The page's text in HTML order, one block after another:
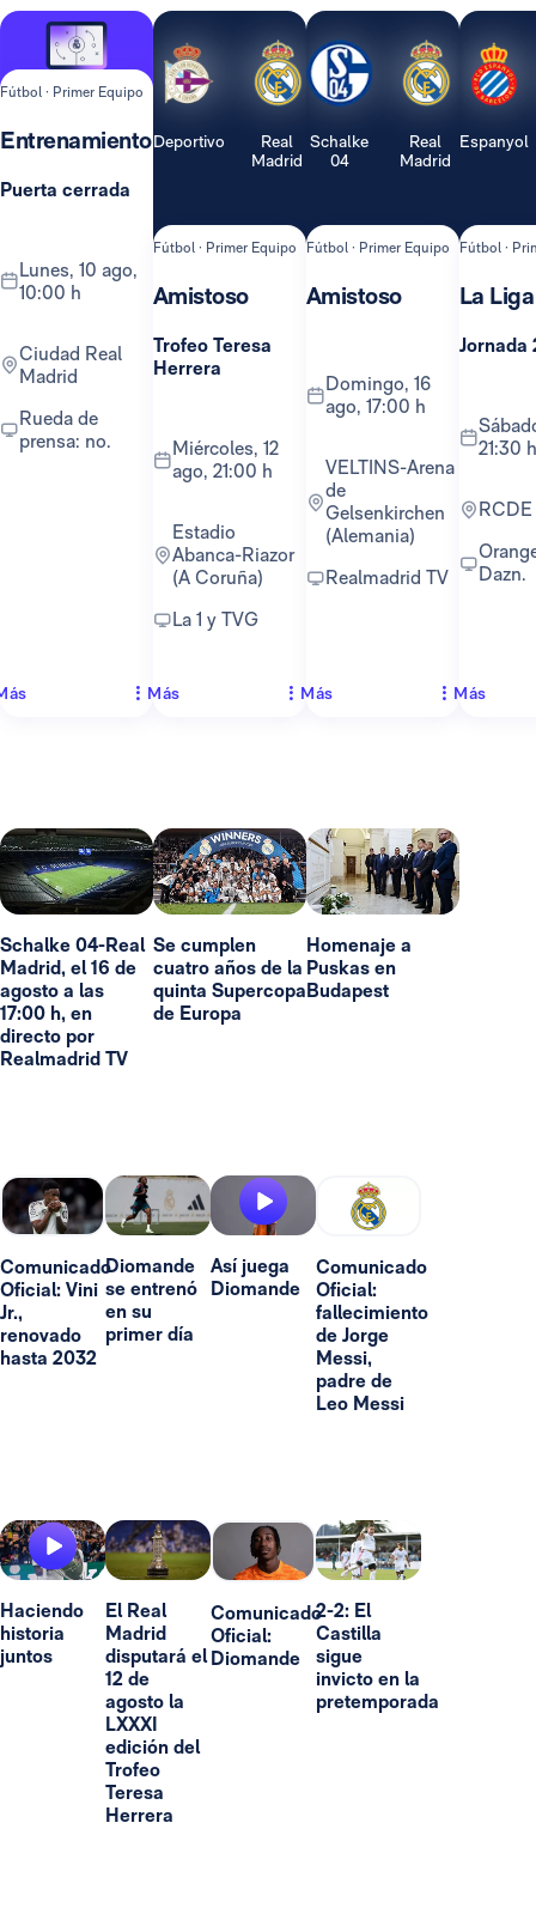
Fútbol · Primer Equipo
Entrenamiento
Puerta cerrada
lunes, 10 ago,
10:00 h
Ciudad Real
Madrid
Rueda de
prensa: no.
Deportivo
Real
Madrid
Fútbol · Primer Equipo
Amistoso
Trofeo Teresa
Herrera
miércoles, 12
ago, 21:00 h
Estadio
Abanca-Riazor
(A Coruña)
La 1 y TVG
Más
Schalke
04
Real
Madrid
Fútbol · Primer Equipo
Amistoso
domingo, 16
ago, 17:00 h
VELTINS-Arena
de
Gelsenkirchen
(Alemania)
Realmadrid TV
Más
Espanyol
Fútbol ·
La Liga
Jornada
sábado, 22 ago,
21:30 h
Orange TV y
Dazn.
Más
Schalke 04-Real
Madrid, el 16 de
agosto a las
17:00 h, en
directo por
Realmadrid TV
Se cumplen
cuatro años de la
quinta Supercopa
de Europa
Homenaje a
Puskas en
Budapest
Comunicado
Oficial: Vini
Jr.,
renovado
hasta 2032
Diomande
se entrenó
en su
primer día
Así juega
Diomande
Comunicado
Oficial:
fallecimiento
de Jorge
Messi,
padre de
Leo Messi
Haciendo
historia
juntos
El Real
Madrid
disputará el
12 de
agosto la
LXXXI
edición del
Trofeo
Teresa
Herrera
Comunicado
Oficial:
Diomande
2-2: El
Castilla
sigue
invicto en la
pretemporada